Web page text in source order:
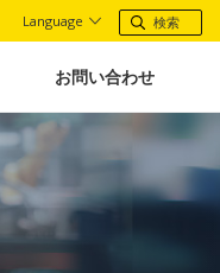
Language
お問い合わせ